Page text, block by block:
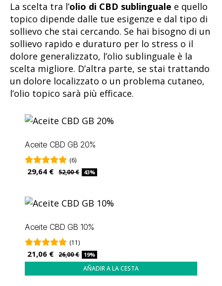
La scelta tra l’olio di CBD sublinguale e quello
topico dipende dalle tue esigenze e dal tipo di
sollievo che stai cercando. Se hai bisogno di un
sollievo rapido e duraturo per lo stress o il
dolore generalizzato, l’olio sublinguale è la
scelta migliore. D’altra parte, se stai trattando
un dolore localizzato o un problema cutaneo,
l’olio topico sarà più efficace.
Aceite CBD GB 20%
(6)
29,64 € 52,00 € 43%
Aceite CBD GB 10%
(11)
21,06 € 26,00 € 19%
AÑADIR A LA CESTA